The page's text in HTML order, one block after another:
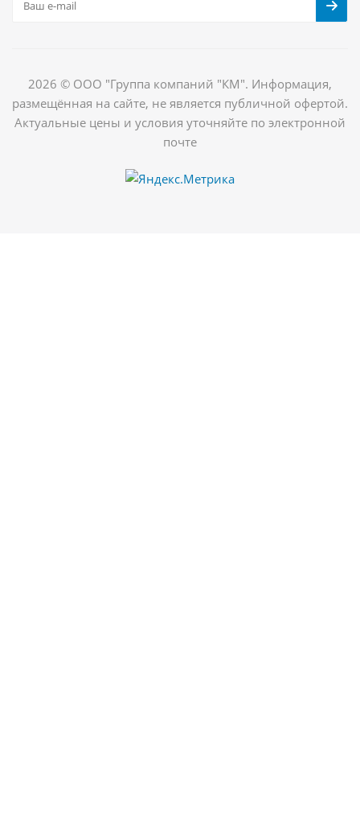
2026 © ООО "Группа компаний "КМ". Информация,
размещённая на сайте, не является публичной офертой.
Актуальные цены и условия уточняйте по электронной
почте